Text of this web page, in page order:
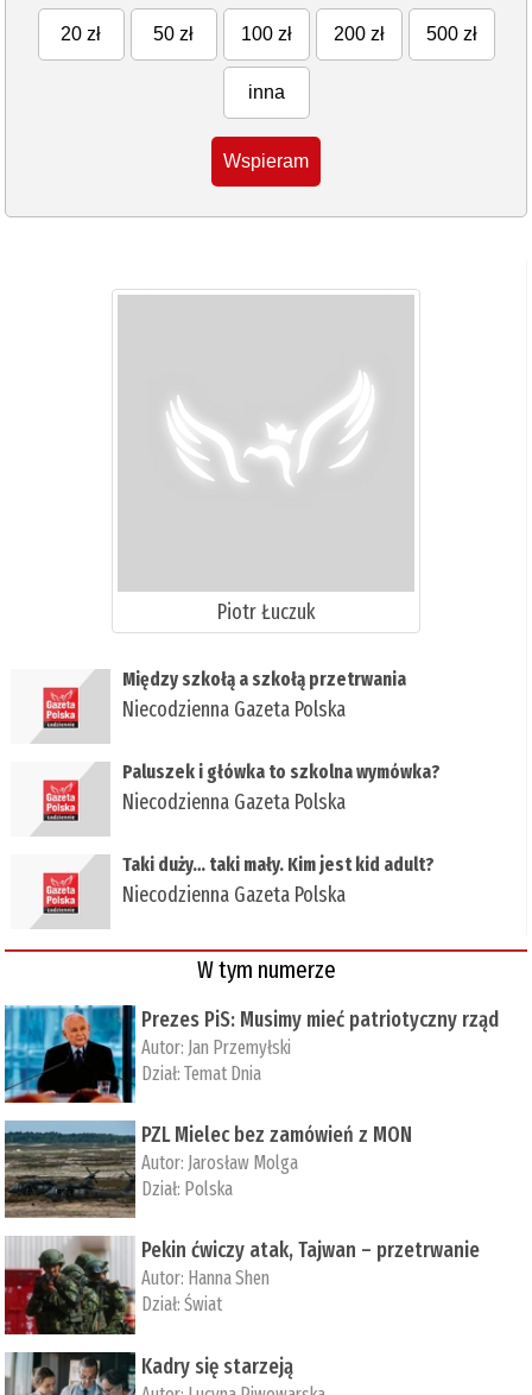
20 zł 50 zł 100 zł 200 zł 500 zł
inna
Wspieram
Piotr Łuczuk
Między szkołą a szkołą przetrwania
Niecodzienna Gazeta Polska
Paluszek i główka to szkolna wymówka?
Niecodzienna Gazeta Polska
Taki duży… taki mały. Kim jest kid adult?
Niecodzienna Gazeta Polska
W tym numerze
Prezes PiS: Musimy mieć patriotyczny rząd
Autor: Jan Przemyłski
Dział:Temat Dnia
PZL Mielec bez zamówień z MON
Autor: Jarosław Molga
Dział: Polska
Pekin ćwiczy atak, Tajwan – przetrwanie
Autor: ­Hanna Shen
Dział:Świat
Kadry się starzeją